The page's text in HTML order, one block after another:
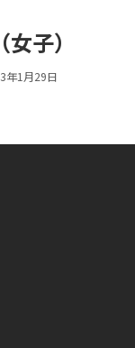
子）
年1月29日